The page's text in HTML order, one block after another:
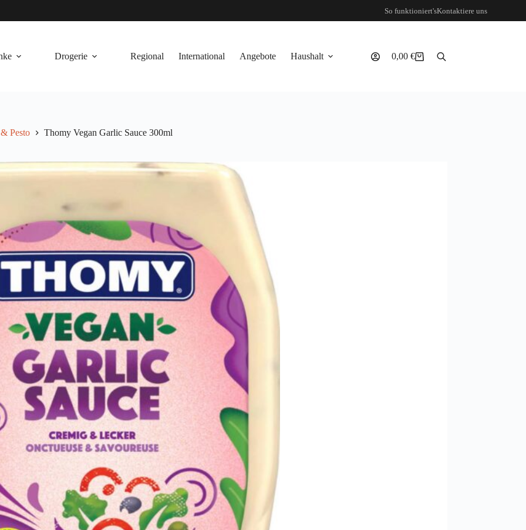
So funktioniert'sKontaktiere uns
Drogerie Regional International Angebote Haushalt Warenkorb
0,00 €
Pesto Thomy Vegan Garlic Sauce 300ml